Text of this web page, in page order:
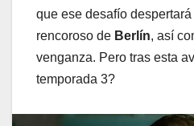
que ese desafío
rencoroso de Berlín, así
venganza. Pero tras esta
temporada 3?